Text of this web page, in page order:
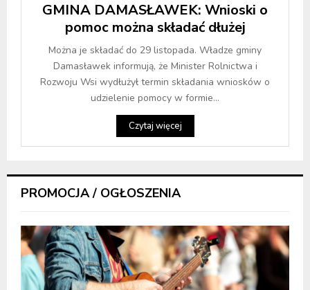
GMINA DAMASŁAWEK: Wnioski o
pomoc można składać dłużej
Można je składać do 29 listopada. Władze gminy
Damasławek informują, że Minister Rolnictwa i
Rozwoju Wsi wydłużył termin składania wniosków o
udzielenie pomocy w formie...
Czytaj więcej
PROMOCJA / OGŁOSZENIA